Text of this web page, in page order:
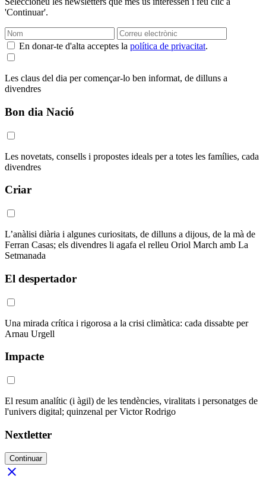
'Continuar'.
En donar-te d'alta acceptes la política de privacitat.
Les claus del dia per començar-lo ben informat, de dilluns a
divendres
Bon dia Nació
Les novetats, consells i propostes ideals per a totes les famílies, cada
divendres
Criar
L’anàlisi diària i algunes curiositats, de dilluns a dijous, de la mà de
Ferran Casas; els divendres li agafa el relleu Oriol March amb La
Setmanada
El despertador
Una mirada crítica i rigorosa a la crisi climàtica: cada dissabte per
Arnau Urgell
Impacte
El resum analític (i àgil) de les tendències, viralitats i personatges de
l'univers digital; quinzenal per Victor Rodrigo
Nextletter
Continuar
close